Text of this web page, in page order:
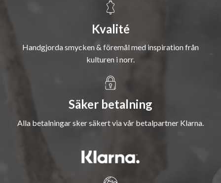
Kvalité
Handgjorda smycken & föremål med inspiration från
kulturen i norr.
Säker betalning
Alla betalningar sker säkert via vår betalpartner Klarna.